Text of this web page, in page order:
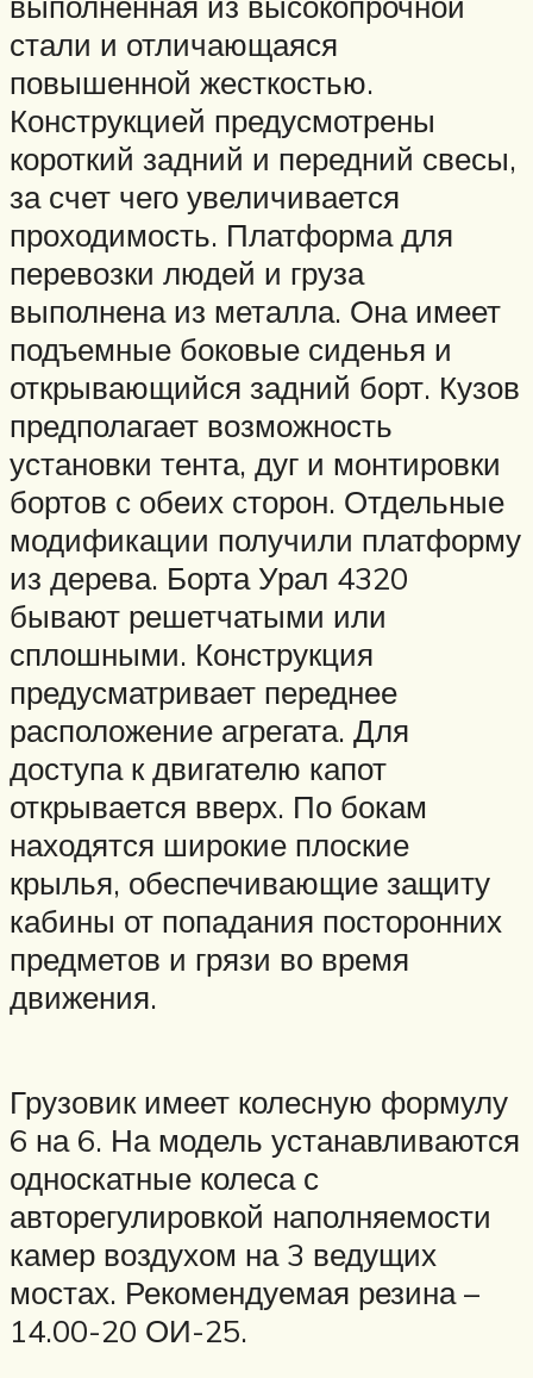
стали и отличающаяся
повышенной жесткостью.
Конструкцией предусмотрены
короткий задний и передний свесы,
за счет чего увеличивается
проходимость. Платформа для
перевозки людей и груза
выполнена из металла. Она имеет
подъемные боковые сиденья и
открывающийся задний борт. Кузов
предполагает возможность
установки тента, дуг и монтировки
бортов с обеих сторон. Отдельные
модификации получили платформу
из дерева. Борта Урал 4320
бывают решетчатыми или
сплошными. Конструкция
предусматривает переднее
расположение агрегата. Для
доступа к двигателю капот
открывается вверх. По бокам
находятся широкие плоские
крылья, обеспечивающие защиту
кабины от попадания посторонних
предметов и грязи во время
движения.
Грузовик имеет колесную формулу
6 на 6. На модель устанавливаются
односкатные колеса с
авторегулировкой наполняемости
камер воздухом на 3 ведущих
мостах. Рекомендуемая резина –
14.00-20 ОИ-25.